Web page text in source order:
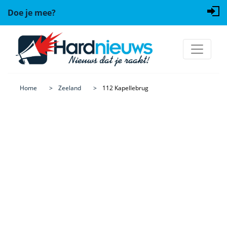
Doe je mee?
Home Zeeland 112 Kapellebrug